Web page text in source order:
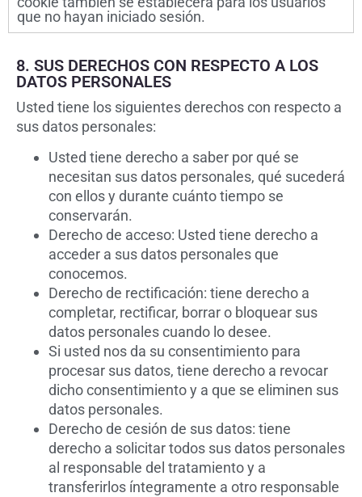
que no hayan iniciado sesión.
8. SUS DERECHOS CON RESPECTO A LOS
DATOS PERSONALES
Usted tiene los siguientes derechos con respecto a
sus datos personales:
Usted tiene derecho a saber por qué se
necesitan sus datos personales, qué sucederá
con ellos y durante cuánto tiempo se
conservarán.
Derecho de acceso: Usted tiene derecho a
acceder a sus datos personales que
conocemos.
Derecho de rectificación: tiene derecho a
completar, rectificar, borrar o bloquear sus
datos personales cuando lo desee.
Si usted nos da su consentimiento para
procesar sus datos, tiene derecho a revocar
dicho consentimiento y a que se eliminen sus
datos personales.
Derecho de cesión de sus datos: tiene
derecho a solicitar todos sus datos personales
al responsable del tratamiento y a
transferirlos íntegramente a otro responsable